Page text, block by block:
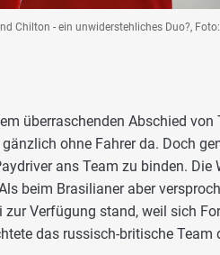
Chilton - ein unwiderstehliches Duo?,
überraschenden Abschied
ohne Fahrer da. Doch
ans Team zu binden.
beim Brasilianer aber
zur Verfügung stand, weil sich
das russisch-britische Team